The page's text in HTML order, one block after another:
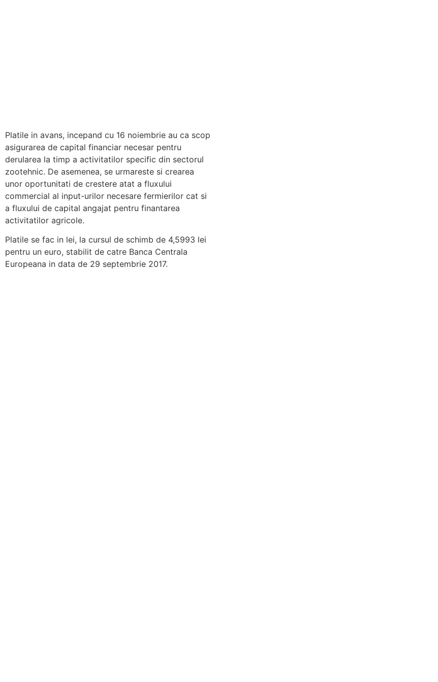
Platile in avans, incepand cu 16 noiembrie au ca scop
asigurarea de capital financiar necesar pentru
derularea la timp a activitatilor specific din sectorul
zootehnic. De asemenea, se urmareste si crearea
unor oportunitati de crestere atat a fluxului
commercial al input-urilor necesare fermierilor cat si
a fluxului de capital angajat pentru finantarea
activitatilor agricole.
Platile se fac in lei, la cursul de schimb de 4,5993 lei
pentru un euro, stabilit de catre Banca Centrala
Europeana in data de 29 septembrie 2017.